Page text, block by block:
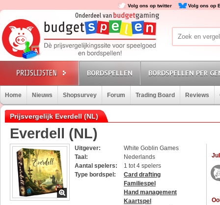
Volg ons op twitter Volg ons op
BORDSPELLEN BORDSPELLEN PER
Home Nieuws Shopsurvey Forum Trading Board Reviews
Prijsvergelijk Everdell (NL)
Everdell (NL)
Uitgever:
White Goblin Games
Taal:
Nederlands
Aantal spelers:
1 tot 4 spelers
Type bordspel:
Card drafting
Familiespel
Hand management
Kaartspel